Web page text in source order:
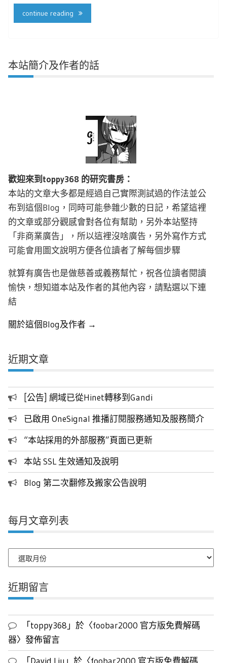
continue reading
本站簡介及作者的話
歡迎來到toppy368 的研究書房：
本站的文章大多都是經過自己實際測試過的作法並公
布到這個Blog，同時可能參雜少數的日記，希望這裡
的文章或部分觀感會對各位有幫助，另外本站堅持
「非商業廣告」，所以這裡沒啥廣告，另外寫作方式
可能會用圖文說明方便各位讀者了解每個步驟
就算有廣告也是做慈善或義務幫忙，祝各位讀者閱讀
愉快，想知道本站及作者的其他內容，請點選以下連
結
關於這個Blog及作者 →
近期文章
[公告] 網域已從Hinet轉移到Gandi
已啟用 OneSignal 推播訂閱服務通知及服務簡介
“本站採用的外部服務”頁面已更新
本站 SSL 生效通知及說明
Blog 第二次翻修及搬家公告說明
每月文章列表
月
章
列
近期留言
「toppy368 」於〈foobar2000 官方版免費解碼
器〉發佈留言
「David Liu 」於〈foobar2000 官方版免費解碼